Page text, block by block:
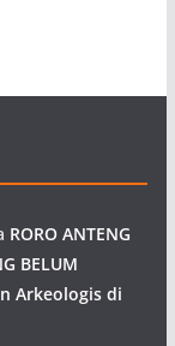
RORO ANTENG
BELUM
Arkeologis di